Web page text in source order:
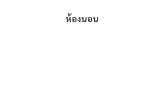
ห้องนอน